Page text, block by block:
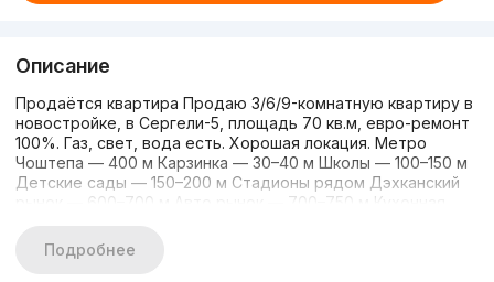
Описание
Продаётся квартира Продаю 3/6/9-комнатную квартиру в
новостройке, в Сергели-5, площадь 70 кв.м, евро-ремонт
100%. Газ, свет, вода есть. Хорошая локация. Метро
Чоштепа — 400 м Карзинка — 30–40 м Школы — 100–150 м
Детские сады — 150–200 м Стадионы рядом Дэхканский
рынок — 600–700 м Авто рынок — 700–750 м Кухонная
Кадастр есть Контакт: +998943742442
Подробнее